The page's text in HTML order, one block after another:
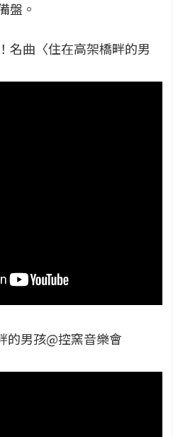
盤。
名曲〈住在高架橋畔的男
男孩@控窯音樂會